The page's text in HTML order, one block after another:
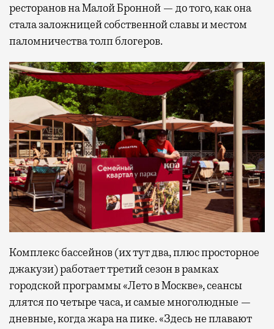
ресторанов на Малой Бронной — до того, как она
стала заложницей собственной славы и местом
паломничества толп блогеров.
Комплекс бассейнов (их тут два, плюс просторное
джакузи) работает третий сезон в рамках
городской программы «Лето в Москве», сеансы
длятся по четыре часа, и самые многолюдные —
дневные, когда жара на пике. «Здесь не плавают